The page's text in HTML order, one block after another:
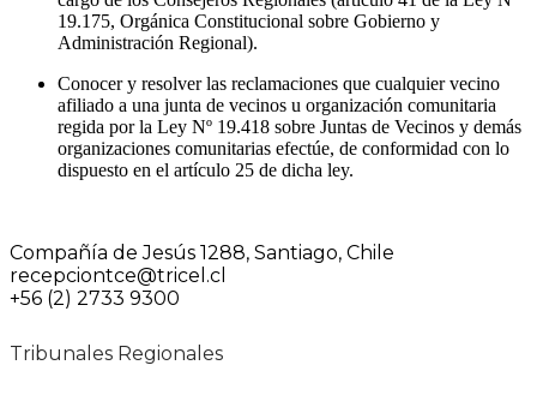
19.175, Orgánica Constitucional sobre Gobierno y
Administración Regional).
Conocer y resolver las reclamaciones que cualquier vecino
afiliado a una junta de vecinos u organización comunitaria
regida por la Ley Nº 19.418 sobre Juntas de Vecinos y demás
organizaciones comunitarias efectúe, de conformidad con lo
dispuesto en el artículo 25 de dicha ley.
Compañía de Jesús 1288, Santiago, Chile
recepciontce@tricel.cl
+56 (2) 2733 9300
Tribunales Regionales